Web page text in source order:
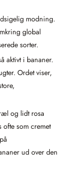
modning.
global
sorter.
aktivt i bananer.
Ordet viser,
og lidt rosa
ofte som cremet
ud over den